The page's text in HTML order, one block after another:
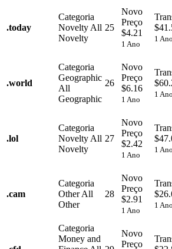
.today
Categoria
Novelty All
Novelty
25
Novo
Preço
$4.21
1 Ano
1 Ano
.world
Categoria
Geographic
All
Geographic
26
Novo
Preço
$6.16
1 Ano
1 Ano
.lol
Categoria
Novelty All
Novelty
27
Novo
Preço
$2.42
1 Ano
1 Ano
.cam
Categoria
OtherAll
Other
28
Novo
Preço
$2.91
1 Ano
1 Ano
Categoria
Money and
Novo
Preço